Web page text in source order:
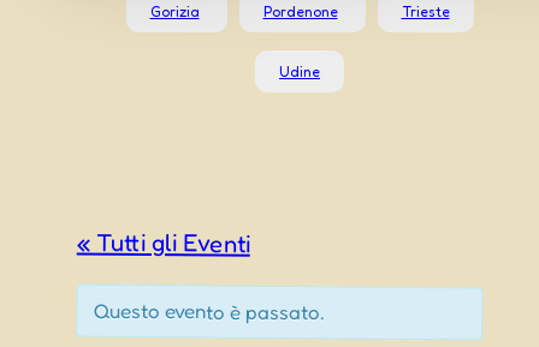
Gorizia Pordenone Trieste
Udine
« Tutti gli Eventi
Questo evento è passato.